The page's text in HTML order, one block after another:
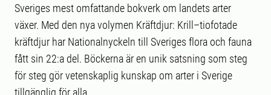
Sveriges mest omfattande bokverk om landets arter
växer. Med den nya volymen Kräftdjur: Krill–tiofotade
kräftdjur har Nationalnyckeln till Sveriges flora och fauna
fått sin 22:a del. Böckerna är en unik satsning som steg
för steg gör vetenskaplig kunskap om arter i Sverige
tillgänglig för alla.